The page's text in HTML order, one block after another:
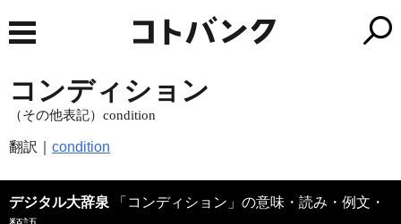
コンディション
（その他表記）condition
翻訳｜ condition
デジタル大辞泉 「コンディション」の意味・読み・例文・